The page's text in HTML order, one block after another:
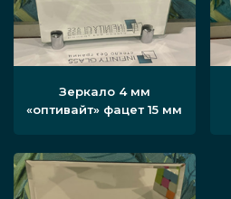
Зеркало 4 мм
«оптивайт» фацет 15 мм